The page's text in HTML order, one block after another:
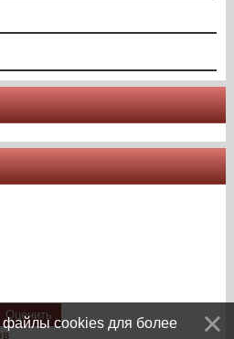
файлы cookies для более